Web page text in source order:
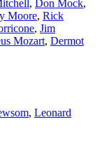
, Don Mock,
Moore, Rick
, Jim
Mozart, Dermot
, Leonard